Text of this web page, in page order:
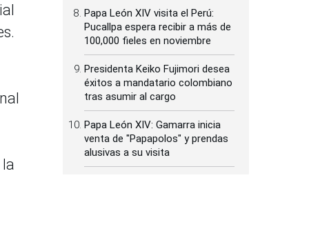
Papa León XIV visita el Perú:
Pucallpa espera recibir a más de
100,000 fieles en noviembre
Presidenta Keiko Fujimori desea
éxitos a mandatario colombiano
tras asumir al cargo
Papa León XIV: Gamarra inicia
venta de "Papapolos" y prendas
alusivas a su visita